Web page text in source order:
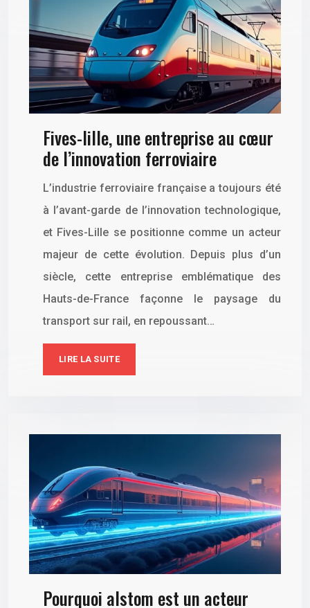
Fives-lille, une entreprise au cœur
de l’innovation ferroviaire
L’industrie ferroviaire française a toujours été
à l’avant-garde de l’innovation technologique,
et Fives-Lille se positionne comme un acteur
majeur de cette évolution. Depuis plus d’un
siècle, cette entreprise emblématique des
Hauts-de-France façonne le paysage du
transport sur rail, en repoussant…
LIRE LA SUITE
Pourquoi alstom est un acteur